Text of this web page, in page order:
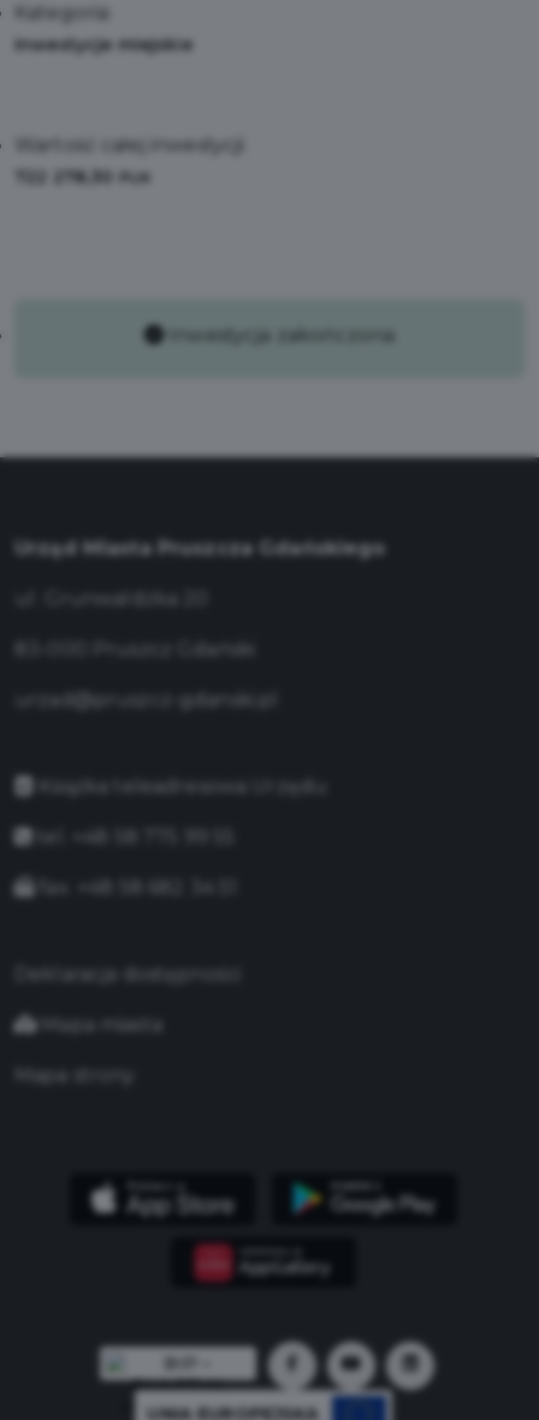
Kategoria:
Inwestycje miejskie
Wartość całej inwestycji:
722 278,30
Inwestycja zakończona
Urząd Miasta Pruszcza Gdańskiego
urzad@pruszcz-gdanski.pl
Książka teleadresowa Urzędu
Deklaracja dostępności
Mapa miasta
Mapa strony
UNIA EUROPEJSKA